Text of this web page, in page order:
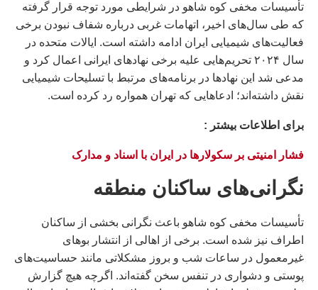
تأسیسات مخفی کوه شاهو در شرایطی مورد توجه قرار گرفته
که طی سال‌های اخیر، اتهامات غربی درباره شفاف نبودن برخی
فعالیت‌های شیمیایی ایران ادامه داشته است. ایالات متحده در
سال ۲۰۲۴ تحریم‌هایی علیه برخی نهادهای ایرانی اعمال کرد و
مدعی شد این نهادها در برنامه‌های مرتبط با تسلیحات شیمیایی
نقش داشته‌اند؛ ادعاهایی که تهران همواره رد کرده است.
براى اطلاعات بيشتر :
فشار امنیتی بر سکولارها در ایران با اسناد و مدارک
نگرانی‌های ساکنان منطقه
تأسیسات مخفی کوه شاهو باعث نگرانی بخشی از ساکنان
اطراف نیز شده است. برخی از اهالی از انتشار بوهای
غیرمعمول در ساعات شب و بروز مشکلاتی مانند حساسیت‌های
پوستی و دشواری در تنفس سخن گفته‌اند. اگرچه هیچ گزارش